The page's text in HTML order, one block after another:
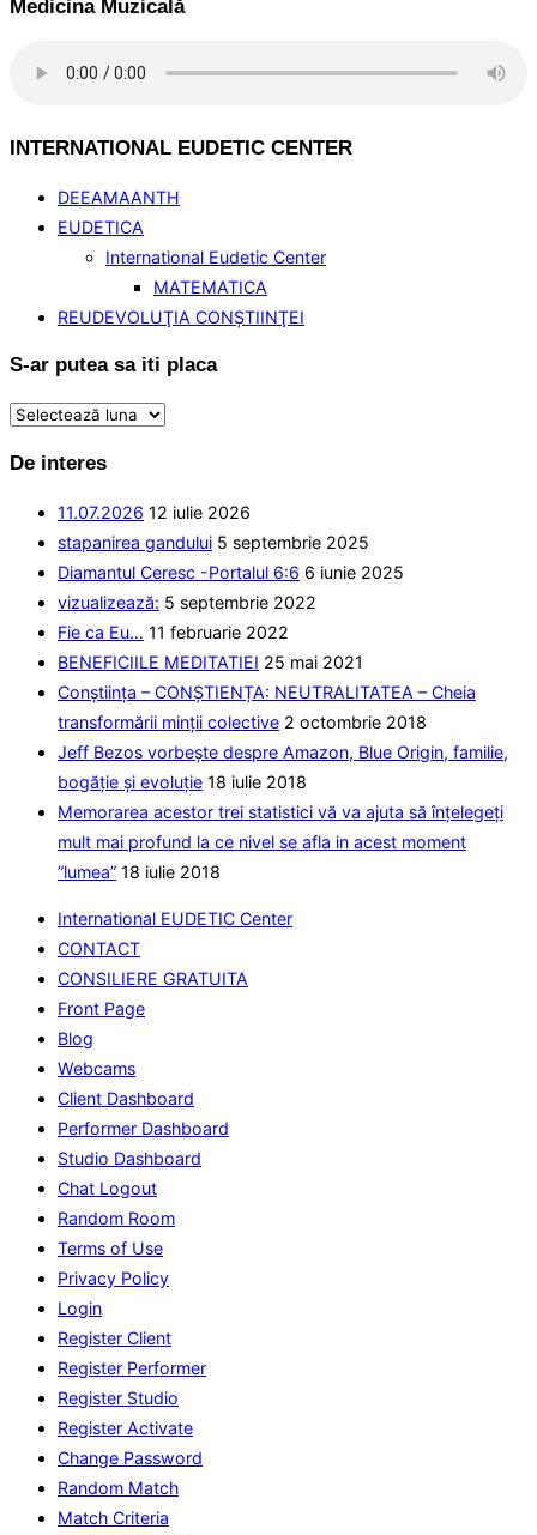
Medicina Muzicală
INTERNATIONAL EUDETIC CENTER
DEEAMAANTH
EUDETICA
International Eudetic Center
MATEMATICA
REUDEVOLUŢIA CONŞTIINŢEI
S-ar putea sa iti placa
S-
putea
De interes
11.07.2026 12 iulie 2026
stapanirea gandului 5 septembrie 2025
Diamantul Ceresc -Portalul 6:6 6 iunie 2025
vizualizează: 5 septembrie 2022
Fie ca Eu… 11 februarie 2022
BENEFICIILE MEDITATIEI 25 mai 2021
Conștiința – CONȘTIENȚA: NEUTRALITATEA – Cheia
transformării minții colective 2 octombrie 2018
Jeff Bezos vorbește despre Amazon, Blue Origin, familie,
bogăție și evoluție 18 iulie 2018
Memorarea acestor trei statistici vă va ajuta să înțelegeți
mult mai profund la ce nivel se afla in acest moment
”lumea” 18 iulie 2018
International EUDETIC Center
CONTACT
CONSILIERE GRATUITA
Front Page
Blog
Webcams
Client Dashboard
Performer Dashboard
Studio Dashboard
Chat Logout
Random Room
Terms of Use
Privacy Policy
Login
Register Client
Register Performer
Register Studio
Register Activate
Change Password
Random Match
Match Criteria